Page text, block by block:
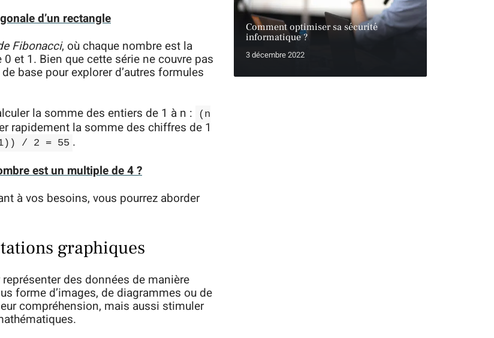
d’un rectangle
Fibonacci, où chaque nombre est la
et 1. Bien que cette série ne couvre pas
base pour explorer d’autres formules
la somme des entiers de 1 à n :
(n
rapidement la somme des chiffres de 1
/ 2 = 55 .
est un multiple de 4 ?
à vos besoins, vous pourrez aborder
graphiques
des données de manière
forme d’images, de diagrammes ou de
compréhension, mais aussi stimuler
Comment optimiser sa sécurité
informatique ?
3 décembre 2022